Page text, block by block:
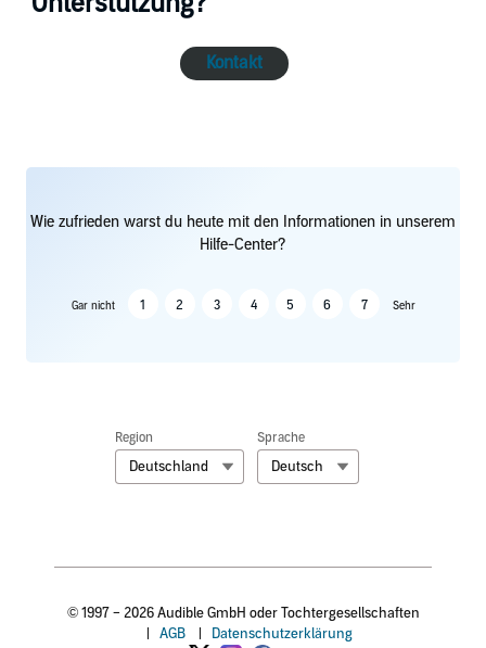
Kontakt
Wie zufrieden warst du heute mit den Informationen in unserem
Hilfe-Center?
Gar nicht 1 2 3 4 5 6 7 Sehr
Region
Deutschland
Sprache
Deutsch
© 1997 – 2026 Audible GmbH oder Tochtergesellschaften
AGB
Datenschutzerklärung